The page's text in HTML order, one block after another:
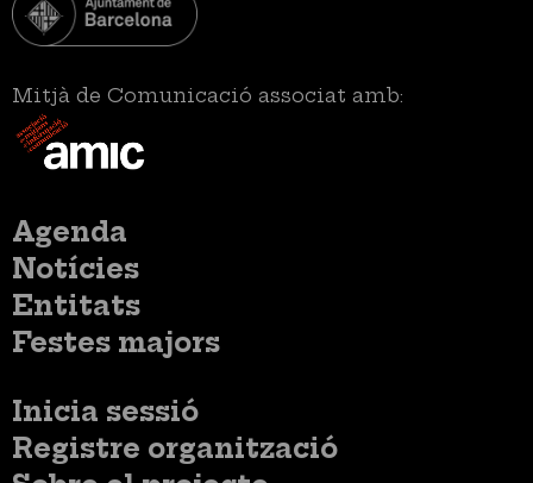
Mitjà de Comunicació associat amb:
Menú
principal
Agenda
Notícies
Entitats
Festes majors
Menú
compte
d'usuari
Inicia sessió
Menú
usuari
Registre organització